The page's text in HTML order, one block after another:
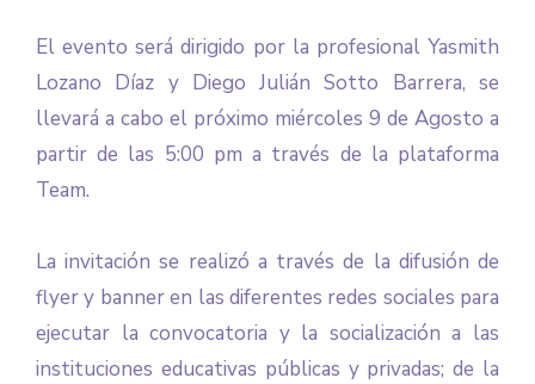
El evento será dirigido por la profesional Yasmith
Lozano Díaz y Diego Julián Sotto Barrera, se
llevará a cabo el próximo miércoles 9 de Agosto a
partir de las 5:00 pm a través de la plataforma
Team.
La invitación se realizó a través de la difusión de
flyer y banner en las diferentes redes sociales para
ejecutar la convocatoria y la socialización a las
instituciones educativas públicas y privadas; de la